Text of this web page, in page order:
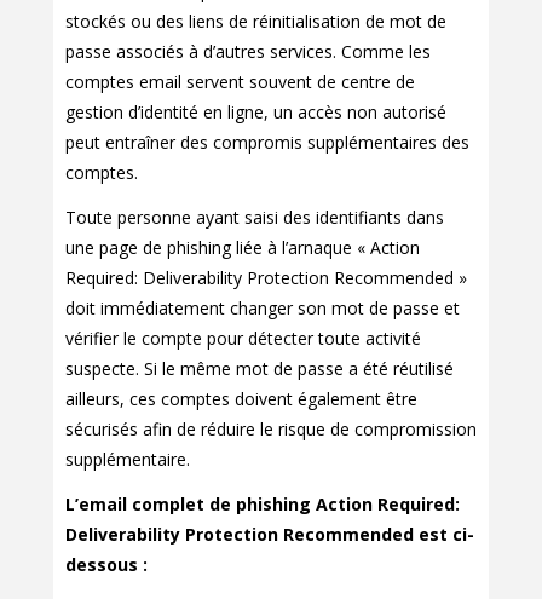
stockés ou des liens de réinitialisation de mot de
passe associés à d’autres services. Comme les
comptes email servent souvent de centre de
gestion d’identité en ligne, un accès non autorisé
peut entraîner des compromis supplémentaires des
comptes.
Toute personne ayant saisi des identifiants dans
une page de phishing liée à l’arnaque « Action
Required: Deliverability Protection Recommended »
doit immédiatement changer son mot de passe et
vérifier le compte pour détecter toute activité
suspecte. Si le même mot de passe a été réutilisé
ailleurs, ces comptes doivent également être
sécurisés afin de réduire le risque de compromission
supplémentaire.
L’email complet de phishing Action Required:
Deliverability Protection Recommended est ci-
dessous :